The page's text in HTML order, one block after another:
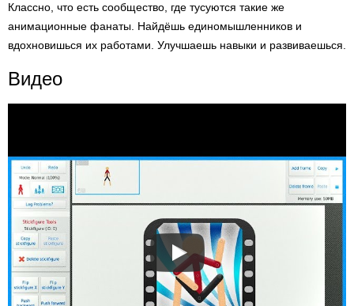
Классно, что есть сообщество, где тусуются такие же
анимационные фанаты. Найдёшь единомышленников и
вдохновишься их работами. Улучшаешь навыки и развиваешься.
Видео